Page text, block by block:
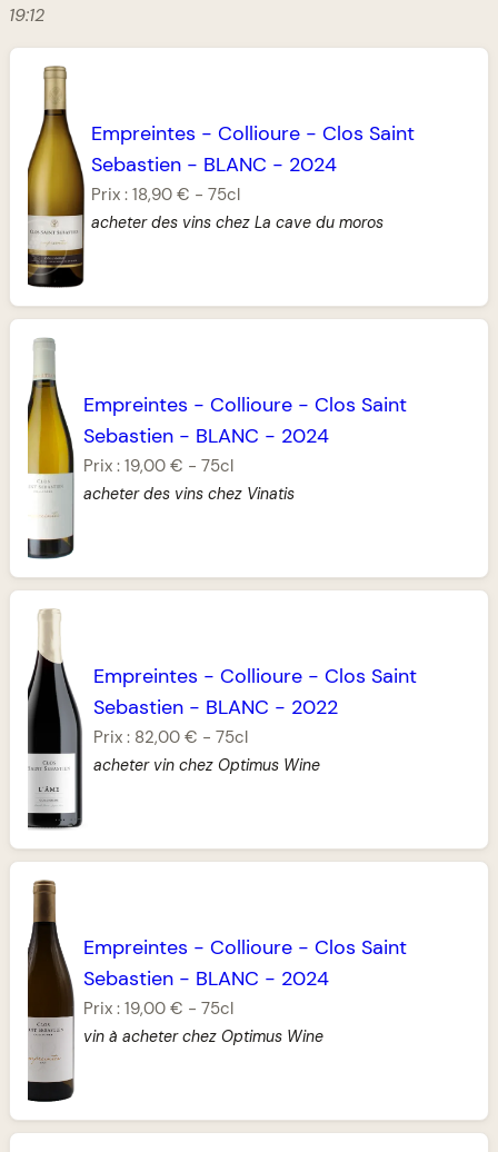
19:12
Empreintes - Collioure- Clos Saint
Sebastien- BLANC - 2024
Prix : 18,90 € - 75cl
acheter des vins chez La cave du moros
Empreintes - Collioure - Clos Saint
Sebastien - BLANC - 2024
Prix :19,00 € -75cl
acheter des vins chez Vinatis
Empreintes - Collioure- Clos Saint
Sebastien- BLANC - 2022
Prix : 82,00 € - 75cl
acheter vin chez Optimus Wine
Empreintes - Collioure- Clos Saint
Sebastien- BLANC - 2024
Prix : 19,00 € - 75cl
vin à acheter chez Optimus Wine